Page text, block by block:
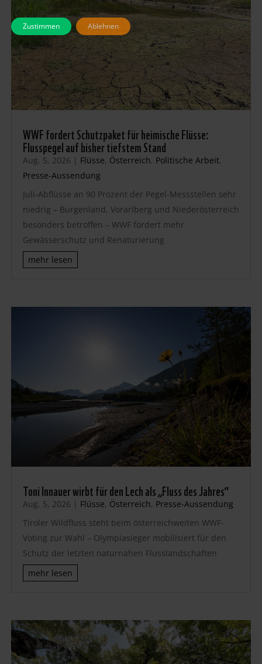
WWF fordert Schutzpaket für heimische Flüsse:
Flusspegel auf bisher tiefstem Stand
Aug. 5, 2026 | Flüsse, Österreich, Politische Arbeit,
Presse-Aussendung
Juli-Abflüsse an 90 Prozent der Pegel-Messstellen sehr
niedrig – Burgenland, Vorarlberg und Niederösterreich
besonders betroffen – WWF fordert mehr
Gewässerschutz und Renaturierung
mehr lesen
Toni Innauer wirbt für den Lech als „Fluss des Jahres“
Aug. 5, 2026 | Flüsse, Österreich, Presse-Aussendung
Tiroler Wildfluss steht beim österreichweiten WWF-
Voting zur Wahl – Olympiasieger mobilisiert für den
Schutz der letzten naturnahen Flusslandschaften
mehr lesen
Zustimmen Ablehnen